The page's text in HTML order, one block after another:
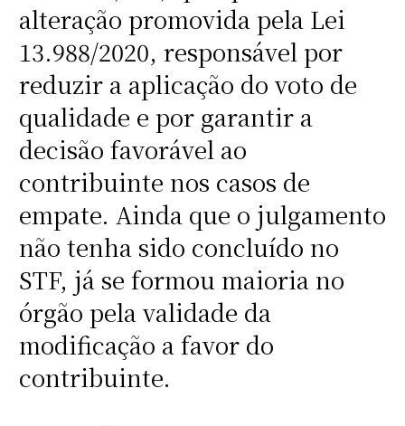
alteração promovida pela Lei
13.988/2020, responsável por
reduzir a aplicação do voto de
qualidade e por garantir a
decisão favorável ao
contribuinte nos casos de
empate. Ainda que o julgamento
não tenha sido concluído no
STF, já se formou maioria no
órgão pela validade da
modificação a favor do
contribuinte.